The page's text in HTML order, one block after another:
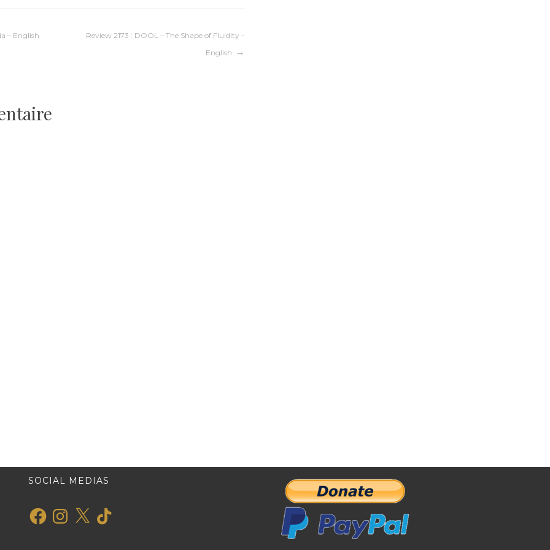
– English
Review 2173 : DOOL – The Shape of Fluidity –
English
SOCIAL MEDIAS
FacebookInstagram
X TikTok